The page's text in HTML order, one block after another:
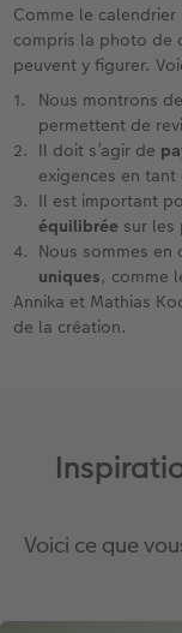
Comme le
compris la photo de
peuvent y figurer.
Nous montrons
permettent de
Il doit s’agir de
exigences en
Il est important
équilibrée sur les
Nous sommes
uniques, comme
Annika et Mathias
de la création.
Voici ce que